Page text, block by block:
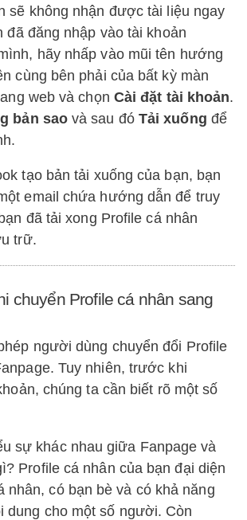
sẽ không nhận được tài liệu ngay
đã đăng nhập vào tài khoản
hãy nhấp vào mũi tên hướng
cùng bên phải của bất kỳ màn
web và chọn Cài đặt tài khoản.
bản saovà sau đó Tải xuống để
tạo bản tải xuống của bạn, bạn
email chứa hướng dẫn để truy
đã tải xong Profile cá nhân
trữ.
chuyển Profile cá nhân sang
người dùng chuyển đổi Profile
Tuy nhiên, trước khi
chúng ta cần biết rõ một số
sự khác nhau giữa Fanpage và
Profile cá nhân của bạn đại diện
nhân, có bạn bè và có khả năng
dung cho một số người. Còn